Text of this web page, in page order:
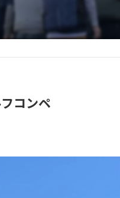
コンペ